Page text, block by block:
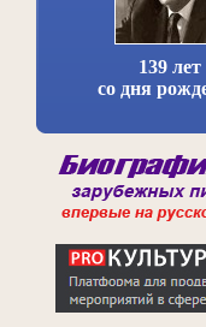
139 лет
со дня